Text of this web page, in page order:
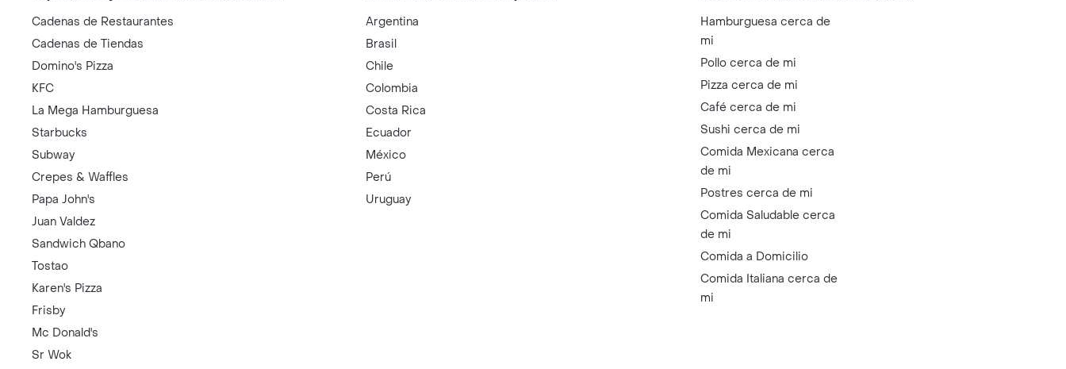
Cadenas de Restaurantes
Cadenas de Tiendas
Domino's Pizza
KFC
La Mega Hamburguesa
Starbucks
Subway
Crepes & Waffles
Papa John's
Juan Valdez
Sandwich Qbano
Tostao
Karen's Pizza
Frisby
Mc Donald's
Sr Wok
Argentina
Brasil
Chile
Colombia
Costa Rica
Ecuador
México
Perú
Uruguay
Hamburguesa cerca de
mi
Pollo cerca de mi
Pizza cerca de mi
Café cerca de mi
Sushi cerca de mi
Comida Mexicana cerca
de mi
Postres cerca de mi
Comida Saludable cerca
de mi
Comida a Domicilio
Comida Italiana cerca de
mi